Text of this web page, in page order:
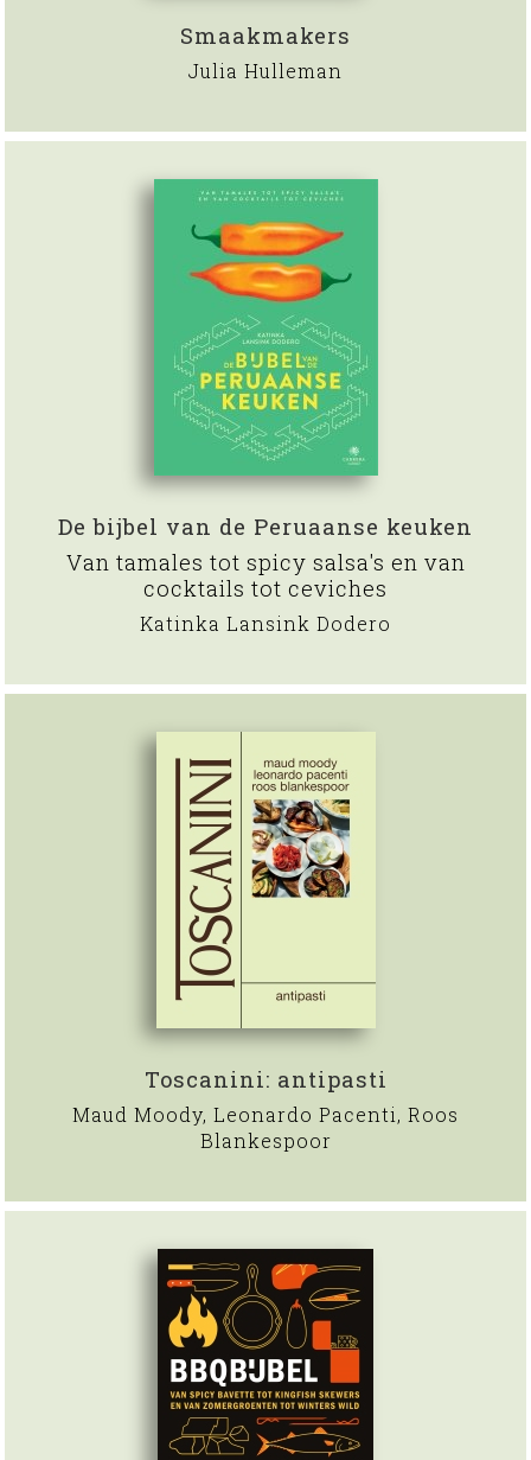
Smaakmakers
Julia Hulleman
De bijbel van de Peruaanse keuken
Van tamales tot spicy salsa's en van
cocktails tot ceviches
Katinka Lansink Dodero
Toscanini: antipasti
Maud Moody, Leonardo Pacenti, Roos
Blankespoor